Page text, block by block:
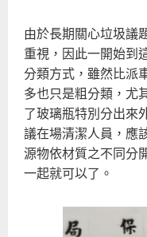
由於長期關心垃圾議
重視，因此一開始到
分類方式，雖然比派
多也只是粗分類，尤
了玻璃瓶特別分出來
議在場清潔人員，應
源物依材質之不同分
一起就可以了。